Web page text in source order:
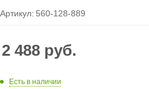
Артикул: 560-128-889
2 488 руб.
Есть в наличии